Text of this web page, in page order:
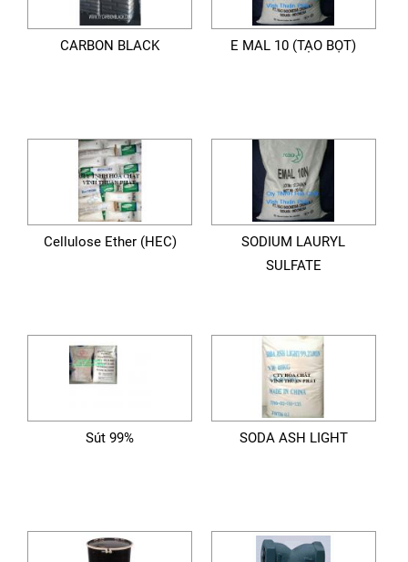
CARBON BLACK E MAL 10 (TẠO BỌT)
Cellulose Ether (HEC)
SODIUM LAURYL
SULFATE
Sút 99% SODA ASH LIGHT